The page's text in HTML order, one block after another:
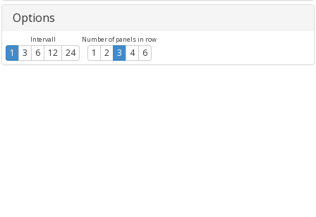
Options
Intervall
1 3 6 12 24
Number of panels in row
1 2 3 4 6